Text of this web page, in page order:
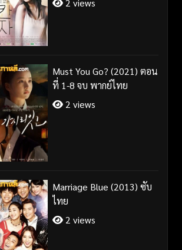
2 views
Must You Go? (2021) ตอน
ที่ 1-8 จบ พากย์ไทย
2 views
Marriage Blue (2013) ซับ
ไทย
2 views